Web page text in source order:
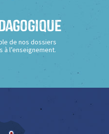
de nos dossiers
l’enseignement.